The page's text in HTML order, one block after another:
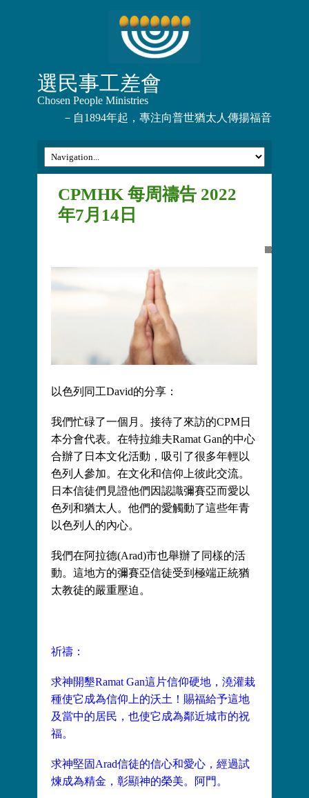
選民事工差會
Chosen People Ministries
－自1894年起，專注向普世猶太人傳揚福音
CPMHK 每周禱告 2022
年7月14日
以色列同工David的分享：
我們忙碌了一個月。接待了來訪的CPM日
本分會代表。在特拉維夫Ramat Gan的中心
合辦了日本文化活動，吸引了很多年輕以
色列人參加。在文化和信仰上彼此交流。
日本信徒們見證他們因認識彌賽亞而愛以
色列和猶太人。他們的愛觸動了這些年青
以色列人的內心。
我們在阿拉德(Arad)市也舉辦了同樣的活
動。這地方的彌賽亞信徒受到極端正統猶
太教徒的嚴重壓迫。
祈禱：
求神開墾Ramat Gan這片信仰硬地，澆灌栽
種使它成為信仰上的沃土！賜福給予這地
及當中的居民，也使它成為鄰近城市的祝
福。
求神堅固Arad信徒的信心和愛心，經過試
煉成為精金，彰顯神的榮美。阿門。